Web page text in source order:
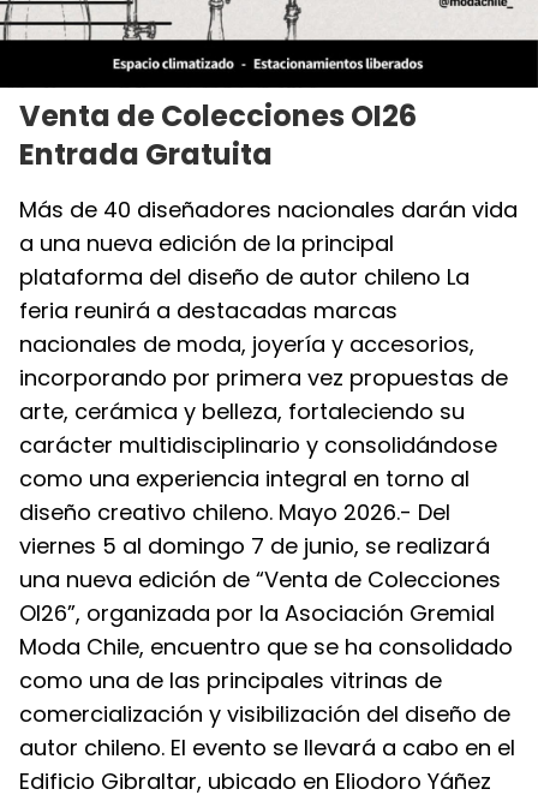
Venta de Colecciones OI26
Entrada Gratuita
Más de 40 diseñadores nacionales darán vida
a una nueva edición de la principal
plataforma del diseño de autor chileno La
feria reunirá a destacadas marcas
nacionales de moda, joyería y accesorios,
incorporando por primera vez propuestas de
arte, cerámica y belleza, fortaleciendo su
carácter multidisciplinario y consolidándose
como una experiencia integral en torno al
diseño creativo chileno. Mayo 2026.- Del
viernes 5 al domingo 7 de junio, se realizará
una nueva edición de “Venta de Colecciones
OI26”, organizada por la Asociación Gremial
Moda Chile, encuentro que se ha consolidado
como una de las principales vitrinas de
comercialización y visibilización del diseño de
autor chileno. El evento se llevará a cabo en el
Edificio Gibraltar, ubicado en Eliodoro Yáñez